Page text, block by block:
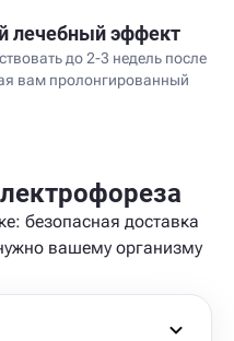
лечебный эффект
до 2-3 недель после
вам пролонгированный
безопасная доставка
вашему организму